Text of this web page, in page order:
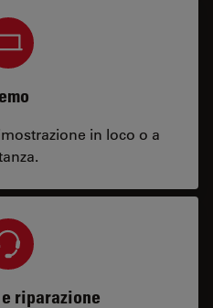
in loco o a
riparazione